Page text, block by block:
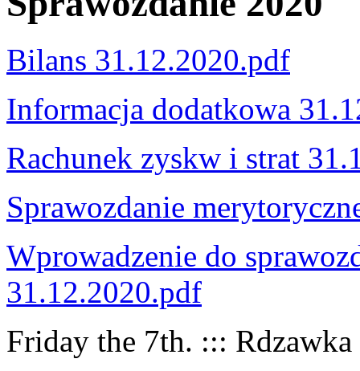
Bilans 31.12.2020.pdf
Informacja dodatkowa
Rachunek zyskw i strat
Sprawozdanie
Wprowadzenie do
31.12.2020.pdf
Friday the 7th. ::: Rdzawka